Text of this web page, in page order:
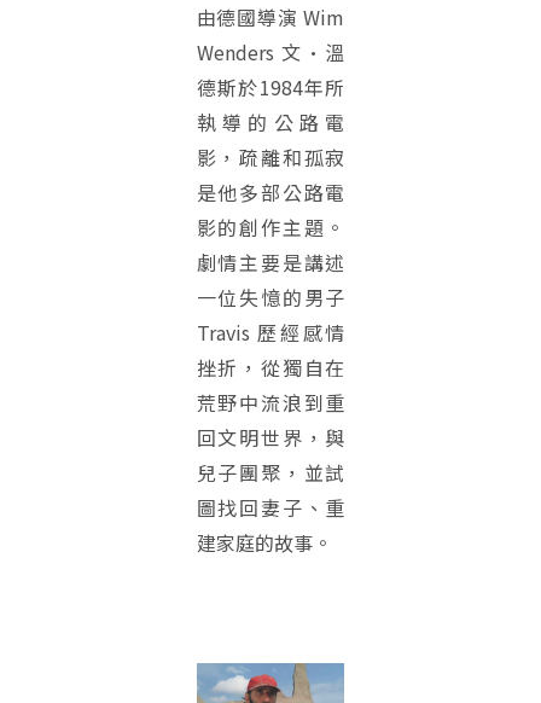
由德國導演 Wim
Wenders 文·溫
德斯於1984年所
執導的公路電
影，疏離和孤寂
是他多部公路電
影的創作主題。
劇情主要是講述
一位失憶的男子
Travis 歷經感情
挫折，從獨自在
荒野中流浪到重
回文明世界，與
兒子團聚，並試
圖找回妻子、重
建家庭的故事。